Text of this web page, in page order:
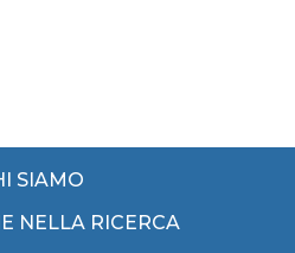
SIAMO
NELLA RICERCA